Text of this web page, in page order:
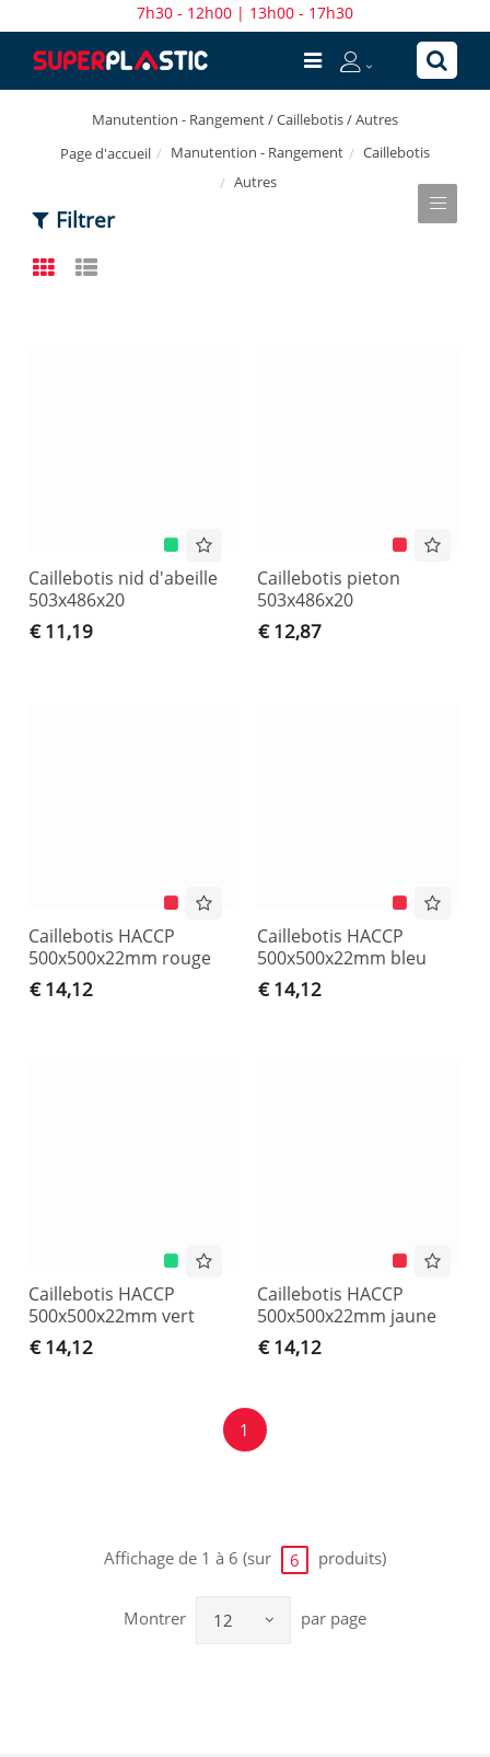
7h30 - 12h00 | 13h00 - 17h30
Manutention - Rangement / Caillebotis / Autres
Page d'accueil
Manutention - Rangement
Caillebotis
Autres
Filtrer
Caillebotis nid d'abeille
503x486x20
€ 11,19
Caillebotis pieton
503x486x20
€ 12,87
Caillebotis HACCP
500x500x22mm rouge
€ 14,12
Caillebotis HACCP
500x500x22mm bleu
€ 14,12
Caillebotis HACCP
500x500x22mm vert
€ 14,12
Caillebotis HACCP
500x500x22mm jaune
€ 14,12
1
Affichage de 1 à 6 (sur 6 produits)
Montrer 12 par page